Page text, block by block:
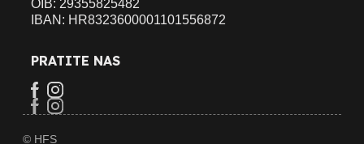
OIB: 29355825482
IBAN: HR8323600001101556872
PRATITE NAS
© HFS